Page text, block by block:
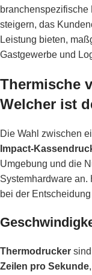
steigern, das
Leistung bieten,
Gastgewerbe und
Thermische
Welcher ist
Die Wahl zwischen
Impact-
Umgebung und die
Systemhardware an.
bei der
Thermodrucker
Zeilen pro Sekunde